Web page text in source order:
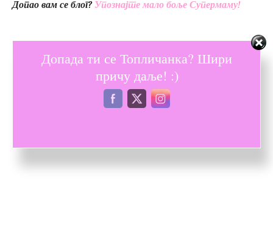
Допао вам се блог? Упознајте мало боље Супермаму!
Допада ти се Топличанка? Шири
причу даље! :)